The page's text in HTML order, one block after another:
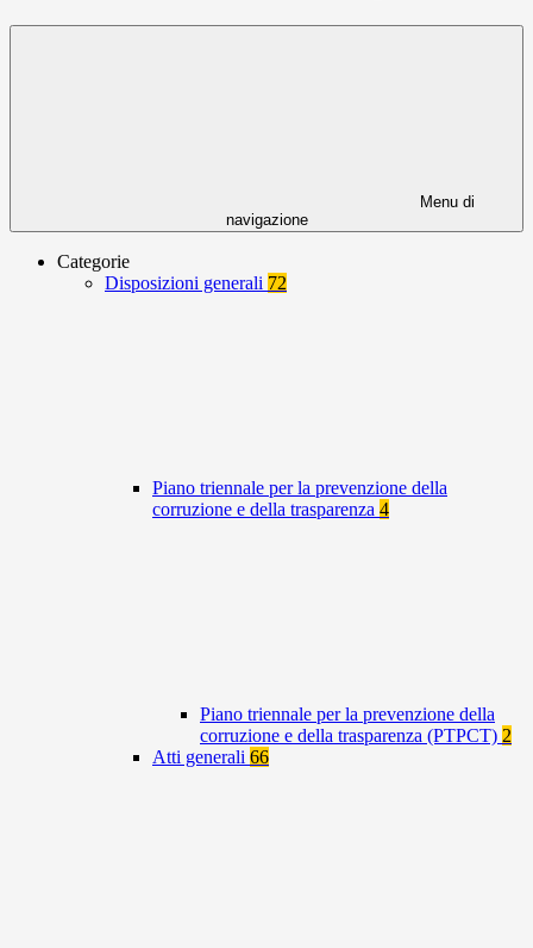
Menu di
navigazione
Categorie
Disposizioni generali 72
Piano triennale per la prevenzione della
corruzione e della trasparenza 4
Piano triennale per la prevenzione della
corruzione e della trasparenza (PTPCT) 2
Atti generali 66